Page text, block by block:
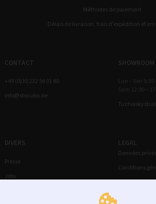
Méthodes de paiement
Délais de livraison, frais d'expédition et
CONTACT
+49 (0)30 232 56 01 80
info@stocubo.de
SHOWROOM
Lun – Ven 9:30
Sam 12:00 –
DIVERS
Presse
Jobs
LEGAL
Données
Conditions
Droit de